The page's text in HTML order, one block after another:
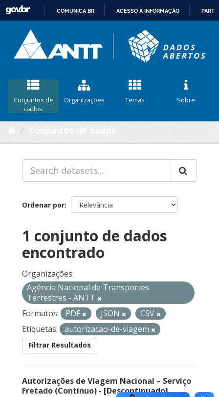
CONTEÚDO
COMUNICA BR ACESSO À INFORMAÇÃO
Conjuntos de
dados
Organizações Temas Sobre
Ordenar por
1 conjunto de dados
encontrado
Organizações:
Agência Nacional de Transportes
Terrestres - ANTT
Formatos:
PDF JSON
CSV
Etiquetas:
autorizacao-de-viagem
Filtrar Resultados
Autorizações de Viagem Nacional – Serviço
Fretado (Contínuo) - [Descontinuado]